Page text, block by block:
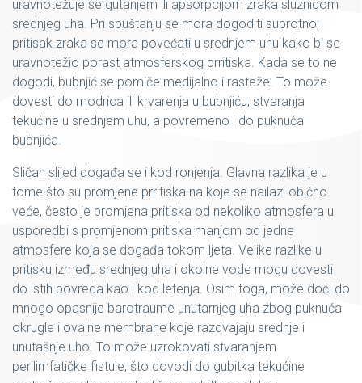
uravnotežuje se gutanjem ili apsorpcijom zraka sluznicom
srednjeg uha. Pri spuštanju se mora dogoditi suprotno;
pritisak zraka se mora povećati u srednjem uhu kako bi se
uravnotežio porast atmosferskog prritiska. Kada se to ne
dogodi, bubnjić se pomiče medijalno i rasteže. To može
dovesti do modrica ili krvarenja u bubnjiću, stvaranja
tekućine u srednjem uhu, a povremeno i do puknuća
bubnjića.
Sličan slijed događa se i kod ronjenja. Glavna razlika je u
tome što su promjene prritiska na koje se nailazi obično
veće, često je promjena pritiska od nekoliko atmosfera u
usporedbi s promjenom pritiska manjom od jedne
atmosfere koja se događa tokom ljeta. Velike razlike u
pritisku između srednjeg uha i okolne vode mogu dovesti
do istih povreda kao i kod letenja. Osim toga, može doći do
mnogo opasnije barotraume unutarnjeg uha zbog puknuća
okrugle i ovalne membrane koje razdvajaju srednje i
unutašnje uho. To može uzrokovati stvaranjem
perilimfatičke fistule, što dovodi do gubitka tekućine